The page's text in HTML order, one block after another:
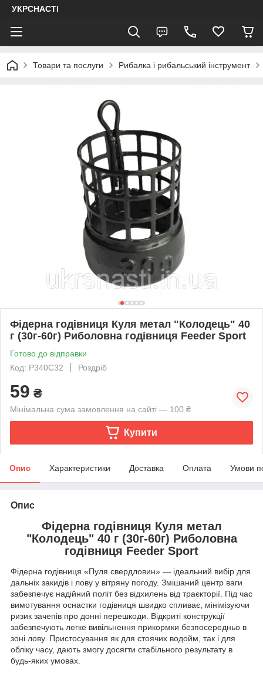
УКРСНАСТІ
Товари та послуги Рибалка і рибальський інструмент
Фідерна годівниця Куля метал "Колодець" 40
г (30г-60г) Риболовна годівниця Feeder Sport
Готово до відправки
Код: P340С32
Роздріб
59 ₴
Мінімальна сума замовлення на сайті — 100 ₴
Купити
Опис Характеристики Доставка Оплата Умови
Опис
Фідерна годівниця Куля метал
"Колодець" 40 г (30г-60г) Риболовна
годівниця Feeder Sport
Фідерна годівниця «Пуля свердловин» — ідеальний вибір для
дальніх закидів і лову у вітряну погоду. Змішаний центр ваги
забезпечує надійний політ без відхилень від траєкторії. Під час
вимотування оснастки годівниця швидко спливає, мінімізуючи
ризик зачепів про донні перешкоди. Відкриті конструкції
забезпечують легке вивільнення прикормки безпосередньо в
зоні лову. Пристосування як для стоячих водойм, так і для
обліку часу, дають змогу досягти стабільного результату в
будь-яких умовах.